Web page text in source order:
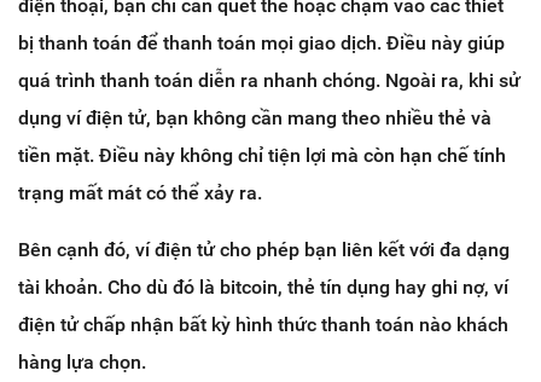
điện thoại, bạn chỉ cần quét thẻ hoặc chạm vào các thiết
bị thanh toán để thanh toán mọi giao dịch. Điều này giúp
quá trình thanh toán diễn ra nhanh chóng. Ngoài ra, khi sử
dụng ví điện tử, bạn không cần mang theo nhiều thẻ và
tiền mặt. Điều này không chỉ tiện lợi mà còn hạn chế tính
trạng mất mát có thể xảy ra.
Bên cạnh đó, ví điện tử cho phép bạn liên kết với đa dạng
tài khoản. Cho dù đó là bitcoin, thẻ tín dụng hay ghi nợ, ví
điện tử chấp nhận bất kỳ hình thức thanh toán nào khách
hàng lựa chọn.